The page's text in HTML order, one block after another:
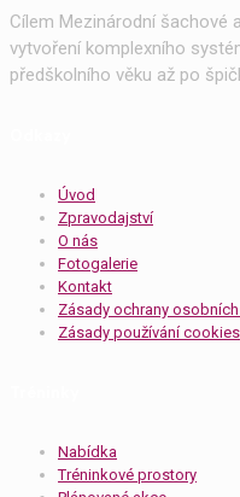
Cílem Mezinárodní šachové
vytvoření komplexního
předškolního věku až po
Úvod
Zpravodajství
O nás
Fotogalerie
Kontakt
Zásady ochrany
Zásady používání cookies
Nabídka
Tréninkové prostory